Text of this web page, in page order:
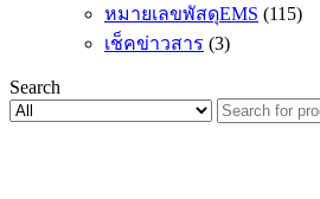
หมายเลขพัสดุEMS (115)
เช็คข่าวสาร (3)
Search